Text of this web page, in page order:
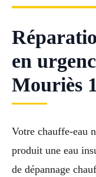
en
Mouriès
Votre chauffe-eau
produit une eau
de dépannage